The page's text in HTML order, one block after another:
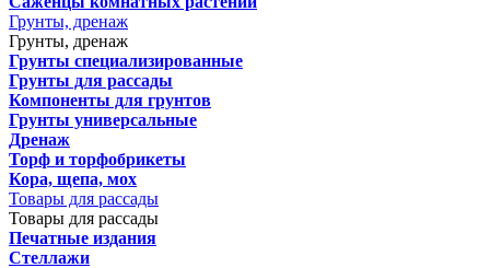
Грунты, дренаж
Грунты, дренаж
Грунты специализированные
Грунты для рассады
Компоненты для грунтов
Грунты универсальные
Дренаж
Торф и торфобрикеты
Кора, щепа, мох
Товары для рассады
Товары для рассады
Печатные издания
Стеллажи